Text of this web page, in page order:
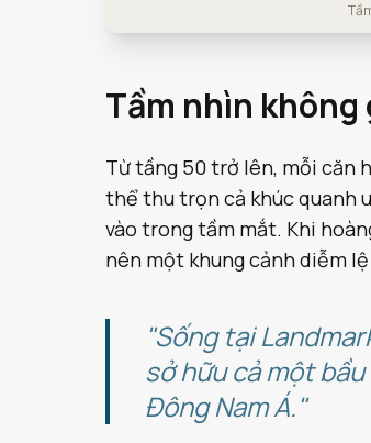
Tầm nhìn không
Từ tầng 50 trở lên, mỗi căn
thể thu trọn cả khúc quanh
vào trong tầm mắt. Khi
nên một khung cảnh diễm
"Sống tại
sở hữu cả một
Đông Nam Á."